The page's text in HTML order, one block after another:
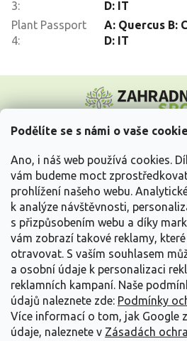
Podělíte se s námi o vaše
Ano, i náš web používá cookies.
vám budeme moct
prohlížení našeho webu.
k analýze návštěvnosti,
s přizpůsobením webu a díky
vám zobrazí takové reklamy,
otravovat. S vaším souhlasem
a osobní údaje k personalizaci
reklamních kampaní. Naše
údajů naleznete zde: Podmínky
Více informací o tom, jak Google
údaje, naleznete v Zásadách
3:
D: IT
Plant Passport
4:
A: Quercus B:
D: IT
p
Vše o nákupu
Informace pro Vás
Kontakujte nás